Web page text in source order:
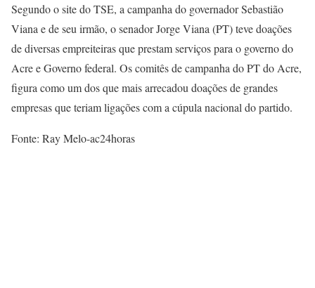
Segundo o site do TSE, a campanha do governador Sebastião
Viana e de seu irmão, o senador Jorge Viana (PT) teve doações
de diversas empreiteiras que prestam serviços para o governo do
Acre e Governo federal. Os comitês de campanha do PT do Acre,
figura como um dos que mais arrecadou doações de grandes
empresas que teriam ligações com a cúpula nacional do partido.
Fonte: Ray Melo-ac24horas